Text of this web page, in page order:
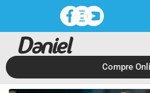
Compre